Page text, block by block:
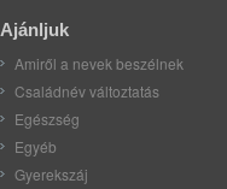
Ajánljuk
Amiről a nevek beszélnek
Családnév változtatás
Egészség
Egyéb
Gyerekszáj